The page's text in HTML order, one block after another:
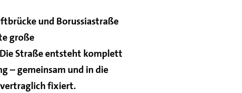
und Borussiastraße
große
Straße entsteht komplett
– gemeinsam und in die
vertraglich fixiert.